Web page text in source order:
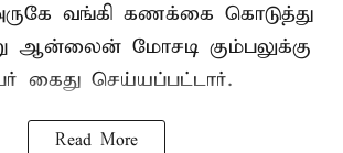
வங்கி கணக்கை கொடுத்து
ஆன்லைன் மோசடி கும்பலுக்கு
கைது செய்யப்பட்டார்.
Read More